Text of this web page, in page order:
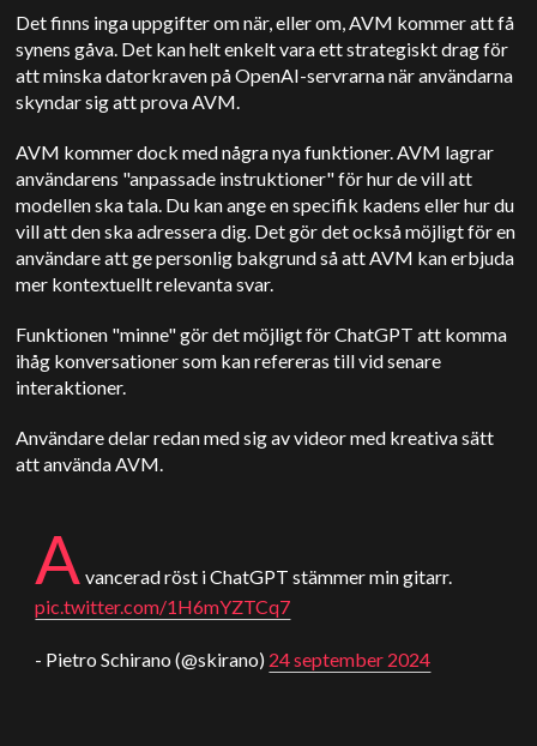
Det finns inga uppgifter om när, eller om, AVM kommer att få
synens gåva. Det kan helt enkelt vara ett strategiskt drag för
att minska datorkraven på OpenAI-servrarna när användarna
skyndar sig att prova AVM.
AVM kommer dock med några nya funktioner. AVM lagrar
användarens "anpassade instruktioner" för hur de vill att
modellen ska tala. Du kan ange en specifik kadens eller hur du
vill att den ska adressera dig. Det gör det också möjligt för en
användare att ge personlig bakgrund så att AVM kan erbjuda
mer kontextuellt relevanta svar.
Funktionen "minne" gör det möjligt för ChatGPT att komma
ihåg konversationer som kan refereras till vid senare
interaktioner.
Användare delar redan med sig av videor med kreativa sätt
att använda AVM.
A vancerad röst iChatGPT stämmer min gitarr.
pic.twitter.com/1H6mYZTCq7
- Pietro Schirano (@skirano) 24 september 2024